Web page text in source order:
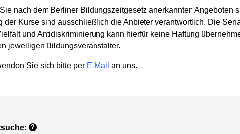
nach dem Berliner Bildungszeitgesetz anerkannten Angeboten
der Kurse sind ausschließlich die Anbieter verantwortlich. Die
und Antidiskriminierung kann hierfür keine Haftung
jeweiligen Bildungsveranstalter.
Sie sich bitte per E-Mail an uns.
?